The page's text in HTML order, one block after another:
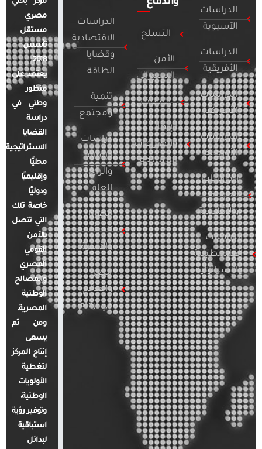
الدراسات
الآسيوية
الدراسات
الأفريقية
الدراسات
الأمريكية
الدراسات
الأوروبية
الدراسات
العربية
والإقليمية
الدراسات
الفلسطينية
والإسرائيلية
والدفاع
التسلح
الأمن
السيبراني
التطرف
الإرهاب
والصراعات
المسلحة
الدراسات
الاقتصادية
وقضايا
الطاقة
تنمية
ومجتمع
دراسات
الإعلام
والرأي
العام
قضايا
المرأة
والأسرة
مصر
والعالم
في أرقام
مصري
مستقل
تأسس
2018.
يعتمد على
منظور
وطني في
دراسة
القضايا
الاستراتيجية
محليًا
وإقليميًا
ودوليًا
خاصة تلك
التي تتصل
بالأمن
القومي
المصري
والمصالح
الوطنية
المصرية.
ومن ثم
يسعى
إنتاج المركز
لتغطية
الأولويات
الوطنية،
وتوفير رؤية
استباقية
لبدائل